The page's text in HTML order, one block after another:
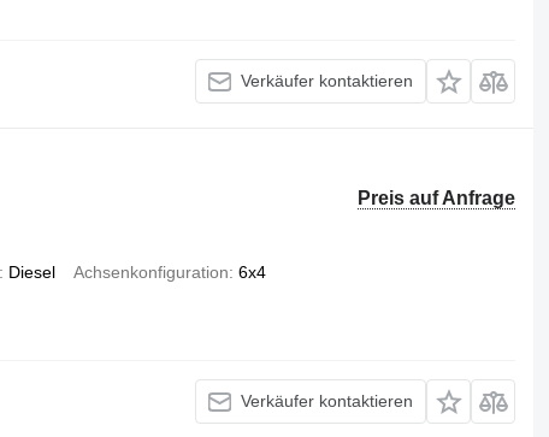
Verkäufer kontaktieren
Preis auf Anfrage
Diesel Achsenkonfiguration 6x4
Verkäufer kontaktieren